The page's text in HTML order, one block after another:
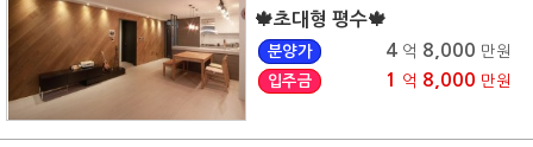
🍁초대형 평수🍁
분양가 4 억 8,000 만원
입주금
1 억 8,000 만원